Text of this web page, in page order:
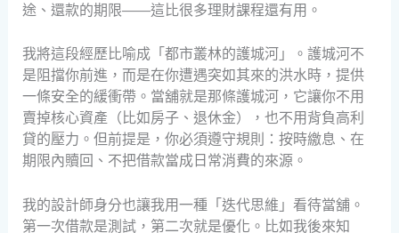
途、還款的期限——這比很多理財課程還有用。
我將這段經歷比喻成「都市叢林的護城河」。護城河不
是阻擋你前進，而是在你遭遇突如其來的洪水時，提供
一條安全的緩衝帶。當舖就是那條護城河，它讓你不用
賣掉核心資產（比如房子、退休金），也不用背負高利
貸的壓力。但前提是，你必須遵守規則：按時繳息、在
期限內贖回、不把借款當成日常消費的來源。
我的設計師身分也讓我用一種「迭代思維」看待當舖。
第一次借款是測試，第二次就是優化。比如我後來知